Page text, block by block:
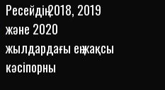
Ресейдің 2018, 2019
және 2020
жылдардағы ең жақсы
кәсіпорны